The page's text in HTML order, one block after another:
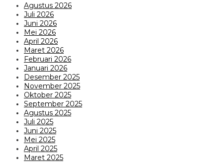
Agustus 2026
Juli 2026
Juni 2026
Mei 2026
April 2026
Maret 2026
Februari 2026
Januari 2026
Desember 2025
November 2025
Oktober 2025
September 2025
Agustus 2025
Juli 2025
Juni 2025
Mei 2025
April 2025
Maret 2025